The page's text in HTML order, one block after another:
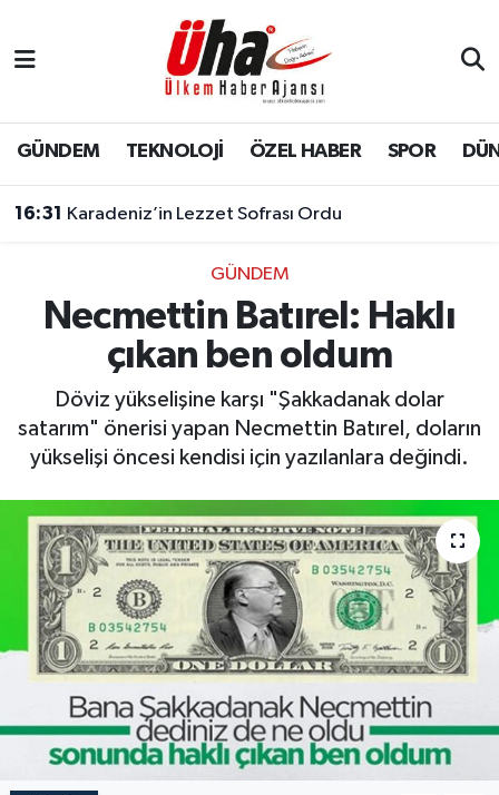
GÜNDEM TEKNOLOJİ ÖZEL HABER SPOR
16:31 Karadeniz’in Lezzet Sofrası Ordu
GÜNDEM
Necmettin Batırel: Haklı
çıkan ben oldum
Döviz yükselişine karşı "Şakkadanak dolar
satarım" önerisi yapan Necmettin Batırel, doların
yükselişi öncesi kendisi için yazılanlara değindi.
İstanbul Nöbetçi Eczaneler
İstanbul Hava Durumu
Süper Lig Puan Durumu ve Fikstür
Tüm Manşetler
Son Dakika Haberleri